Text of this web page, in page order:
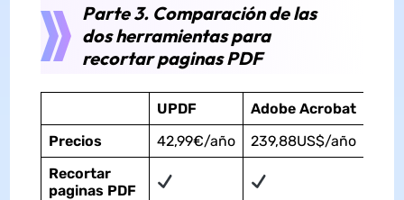
Parte 3. Comparación de las
dos herramientas para
recortar paginas PDF
UPDF
Adobe Acrobat
Precios
42,99€/año
239,88US$/año
Recortar
paginas PDF